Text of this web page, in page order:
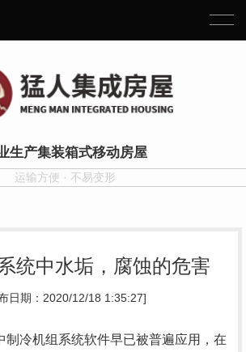
生产集装箱式移动房屋
运输方便 · 不易变形
统中水垢，腐蚀的危害
日期：2020/12/18 1:35:27]
冷机组系统软件早已被普遍应用，在